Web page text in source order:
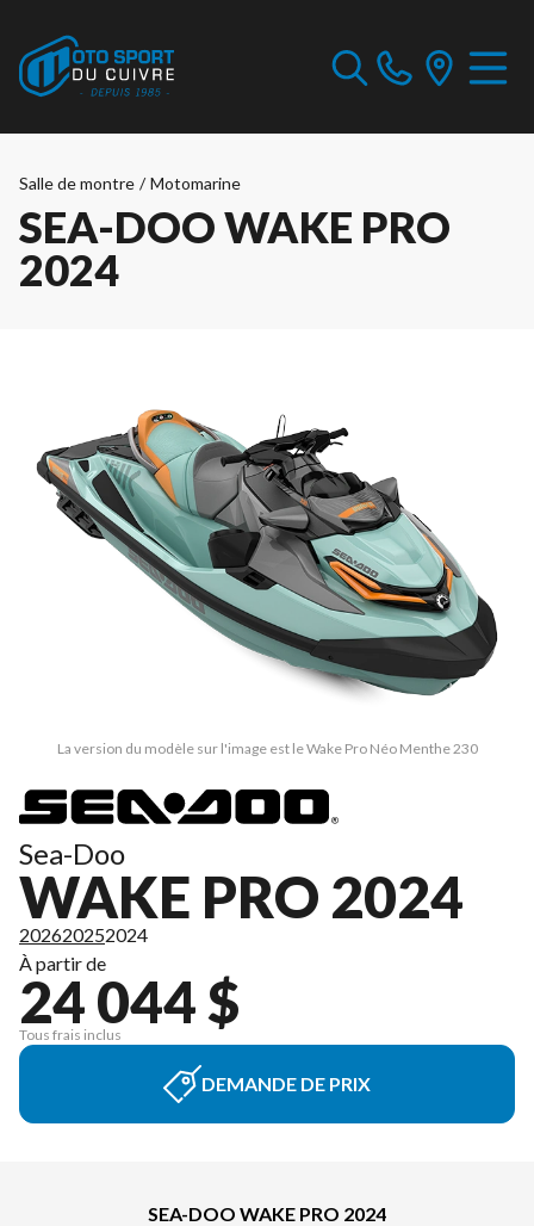
Salle de montre / Motomarine
SEA-DOO WAKE PRO
2024
La version du modèle sur l'image est le Wake Pro Néo Menthe 230
Sea-Doo
WAKE PRO 2024
202620252024
À partir de
24 044 $
Tous frais inclus
DEMANDE DE PRIX
SEA-DOO WAKE PRO 2024